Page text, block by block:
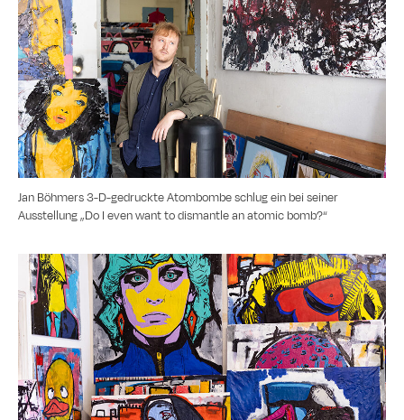
Jan Böhmers 3-D-gedruckte Atombombe schlug ein bei seiner
Ausstellung „Do I even want to dismantle an atomic bomb?“